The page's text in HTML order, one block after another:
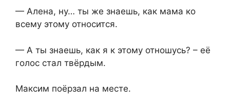
— Алена, ну… ты же знаешь, как мама ко
всему этому относится.
— А ты знаешь, как я к этому отношусь? – её
голос стал твёрдым.
Максим поёрзал на месте.